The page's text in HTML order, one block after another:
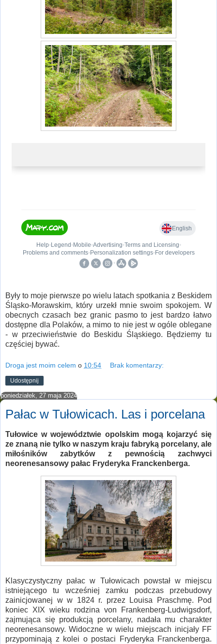
Były to moje pierwsze po wielu latach spotkania z Beskidem
Śląsko-Morawskim, który urzekł mnie swoim spokojem. W
obecnych czasach bez granic pasmo to jest bardzo łatwo
dostępne dla Polaków, a mimo to nie jest w ogóle oblegane
- w przeciwieństwie do Beskidu Śląskiego. Będziemy tu
częściej bywać.
Droga jest moim celem o 10:54 Brak komentarzy:
Udostępnij
poniedziałek, 27 maja 2024
Pałac w Tułowicach. Las i porcelana
Tułowice w województwie opolskim mogą kojarzyć się
ze znaną nie tylko w naszym kraju fabryką porcelany, ale
miłośników zabytków z pewnością zachwyci
neorenesansowy pałac Fryderyka Franckenberga.
Klasyczystyczny pałac w Tułowicach powstał w miejscu
istniejącego tu wcześniej zamku podczas przebudowy
zainicjowanej w w 1824 r. przez Louisa Praschmę. Pod
koniec XIX wieku rodzina von Frankenberg-Ludwigsdorf,
zajmująca się produkcją porcelany, nadała mu charakter
neorenesansowy. Widoczne w wielu miejscach inicjały FF
przypominają z kolei o postaci Fryderyka Franckenberga.